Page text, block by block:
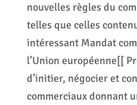
nouvelles règles du
telles que celles
intéressant Mandat
l’Union européenne[[
d’initier, négocier et
commerciaux donnant